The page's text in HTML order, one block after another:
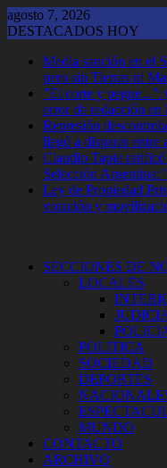
Saltar
al
agosto 7, 2026
DESTACADOS HOY
Media sanción en el
pero sin Tierras ni
"El corte y pegue...":
error de redacción
Represión
llegó a disparar entre
Claudio Tapia
Selección
Ley de Propiedad
votación y
SECCIONES DE
LOCALES
POLITICA
SOCIEDAD
DEPORTES
MUNDO
CONTACTO
ARCHIVO